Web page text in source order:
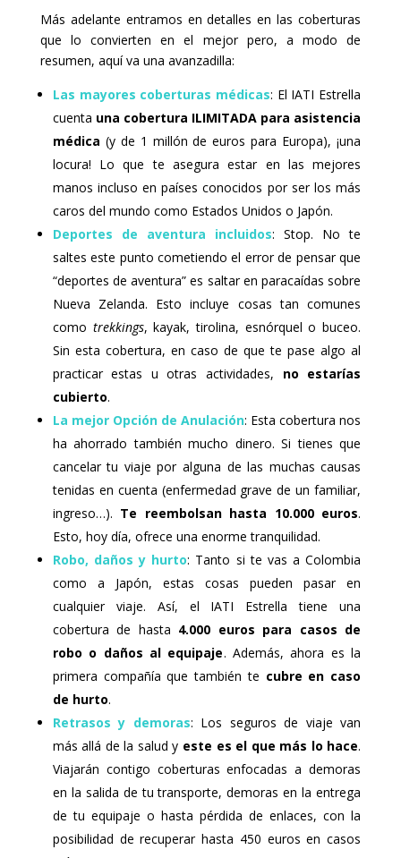
Más adelante entramos en detalles en las coberturas
que lo convierten en el mejor pero, a modo de
resumen, aquí va una avanzadilla:
Las mayores coberturas médicas: El IATI Estrella
cuenta una cobertura ILIMITADA para asistencia
médica (y de 1 millón de euros para Europa), ¡una
locura! Lo que te asegura estar en las mejores
manos incluso en países conocidos por ser los más
caros del mundo como Estados Unidos o Japón.
Deportes de aventura incluidos: Stop. No te
saltes este punto cometiendo el error de pensar que
“deportes de aventura” es saltar en paracaídas sobre
Nueva Zelanda. Esto incluye cosas tan comunes
como trekkings, kayak, tirolina, esnórquel o buceo.
Sin esta cobertura, en caso de que te pase algo al
practicar estas u otras actividades, no estarías
cubierto.
La mejor Opción de Anulación: Esta cobertura nos
ha ahorrado también mucho dinero. Si tienes que
cancelar tu viaje por alguna de las muchas causas
tenidas en cuenta (enfermedad grave de un familiar,
ingreso…). Te reembolsan hasta 10.000 euros.
Esto, hoy día, ofrece una enorme tranquilidad.
Robo, daños y hurto: Tanto si te vas a Colombia
como a Japón, estas cosas pueden pasar en
cualquier viaje. Así, el IATI Estrella tiene una
cobertura de hasta 4.000 euros para casos de
robo o daños al equipaje. Además, ahora es la
primera compañía que también te cubre en caso
de hurto.
Retrasos y demoras: Los seguros de viaje van
más allá de la salud y este es el que más lo hace.
Viajarán contigo coberturas enfocadas a demoras
en la salida de tu transporte, demoras en la entrega
de tu equipaje o hasta pérdida de enlaces, con la
posibilidad de recuperar hasta 450 euros en casos